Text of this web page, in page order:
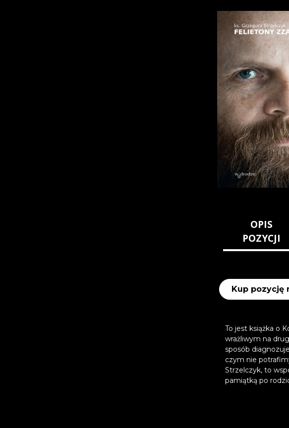
OPIS
POZYCJI
Kup pozycję
To jest książka o
wrażliwym na
sposób
czym nie
Strzelczyk, to
pamiątką po